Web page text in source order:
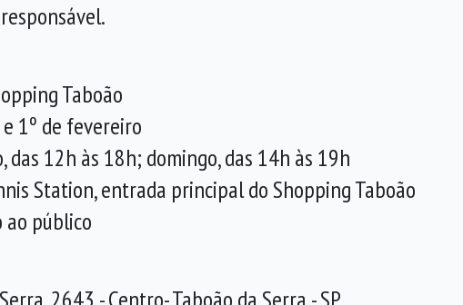
Taboão
1º de fevereiro
das 12h às 18h; domingo, das 14h às 19h
Station, entrada principal do Shopping Taboão
público